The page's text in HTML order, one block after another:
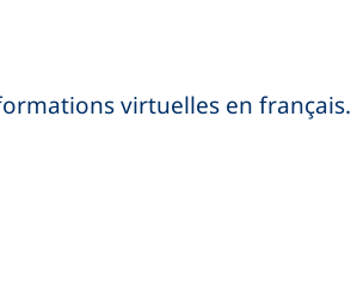
virtuelles en français.